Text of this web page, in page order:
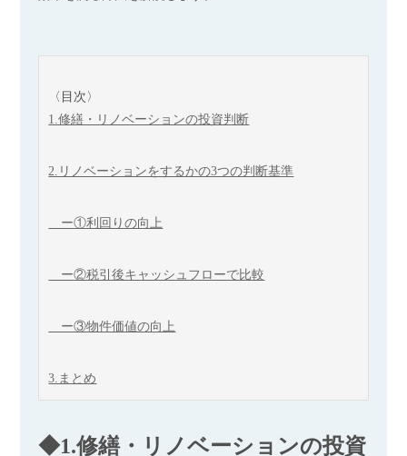
〈目次〉
1.修繕・リノベーションの投資判断
2.リノベーションをするかの3つの判断基準
ー①利回りの向上
ー②税引後キャッシュフローで比較
ー③物件価値の向上
3.まとめ
◆1.修繕・リノベーションの投資